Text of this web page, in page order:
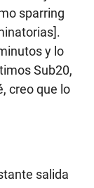
sparring
y lo
Sub20,
creo que lo
salida